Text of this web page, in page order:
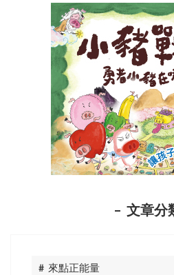
文章分
# 來點正能量